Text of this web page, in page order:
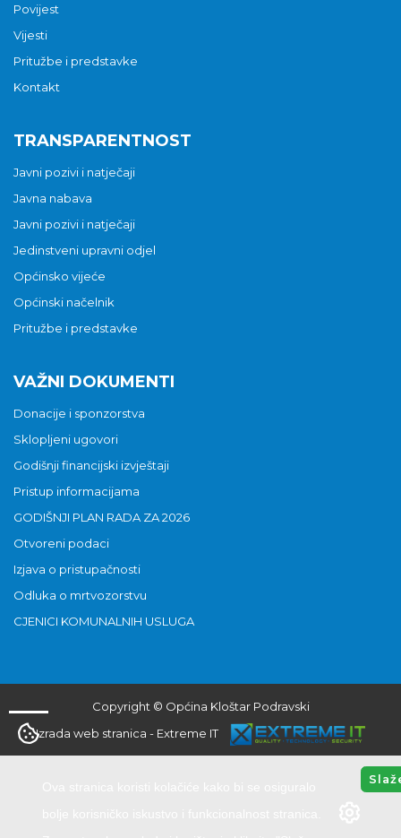
Povijest
Vijesti
Pritužbe i predstavke
Kontakt
TRANSPARENTNOST
Javni pozivi i natječaji
Javna nabava
Javni pozivi i natječaji
Jedinstveni upravni odjel
Općinsko vijeće
Općinski načelnik
Pritužbe i predstavke
VAŽNI DOKUMENTI
Donacije i sponzorstva
Sklopljeni ugovori
Godišnji financijski izvještaji
Pristup informacijama
GODIŠNJI PLAN RADA ZA 2026
Otvoreni podaci
Izjava o pristupačnosti
Odluka o mrtvozorstvu
CJENICI KOMUNALNIH USLUGA
Copyright © Općina Kloštar Podravski
Izrada web stranica - Extreme IT